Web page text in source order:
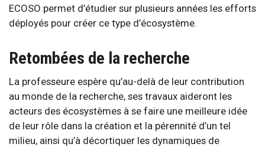
ECOSO permet d’étudier sur plusieurs années les efforts
déployés pour créer ce type d’écosystème.
Retombées de la recherche
La professeure espère qu’au-delà de leur contribution
au monde de la recherche, ses travaux aideront les
acteurs des écosystèmes à se faire une meilleure idée
de leur rôle dans la création et la pérennité d’un tel
milieu, ainsi qu’à décortiquer les dynamiques de